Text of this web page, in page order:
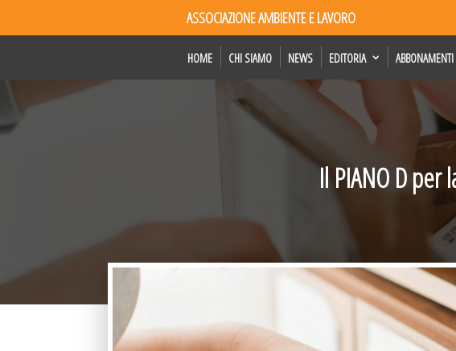
ASSOCIAZIONE AMBIENTE E LAVORO
HOME CHI SIAMO NEWS EDITORIA ABBONAMENTI
Il PIANO D